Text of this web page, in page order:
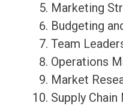
Marketing
Budgeting
Team
Operations
Market
Supply